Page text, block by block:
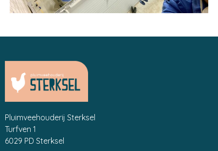
Pluimveehouderij Sterksel
Turfven 1
6029 PD Sterksel